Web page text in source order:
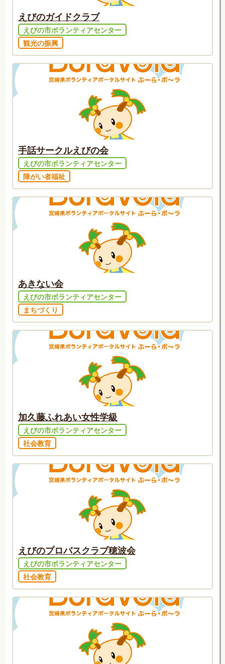
えびのガイドクラブ
えびの市ボランティアセンター
観光の振興
手話サークルえびの会
えびの市ボランティアセンター
障がい者福祉
あきない会
えびの市ボランティアセンター
まちづくり
加久藤ふれあい女性学級
えびの市ボランティアセンター
社会教育
えびのプロバスクラブ穂波会
えびの市ボランティアセンター
社会教育